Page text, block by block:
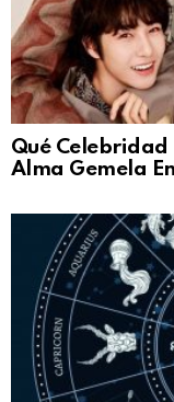
Qué Celebridad
Alma Gemela